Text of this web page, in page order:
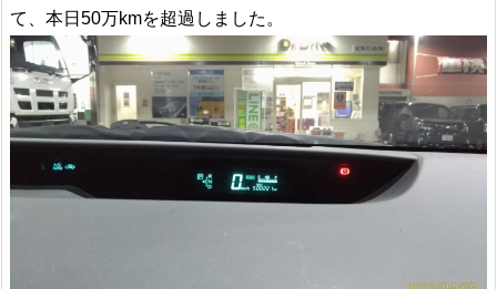
て、本日50万kmを超過しました。